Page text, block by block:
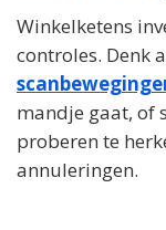
Winkelketens
controles. Denk
mandje gaat, of
proberen te
annuleringen.